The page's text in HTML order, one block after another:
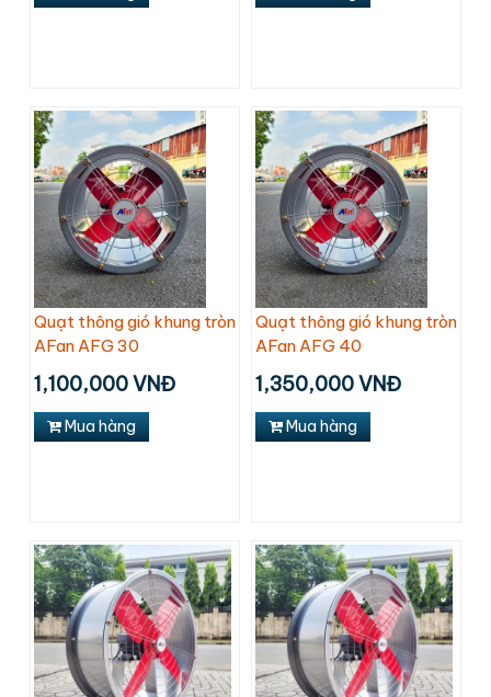
Quạt thông gió khung tròn
AFan AFG 30
1,100,000 VNĐ
Mua hàng
Quạt thông gió khung tròn
AFan AFG 40
1,350,000 VNĐ
Mua hàng